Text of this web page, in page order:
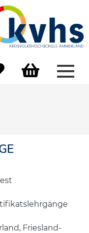
Friesland-